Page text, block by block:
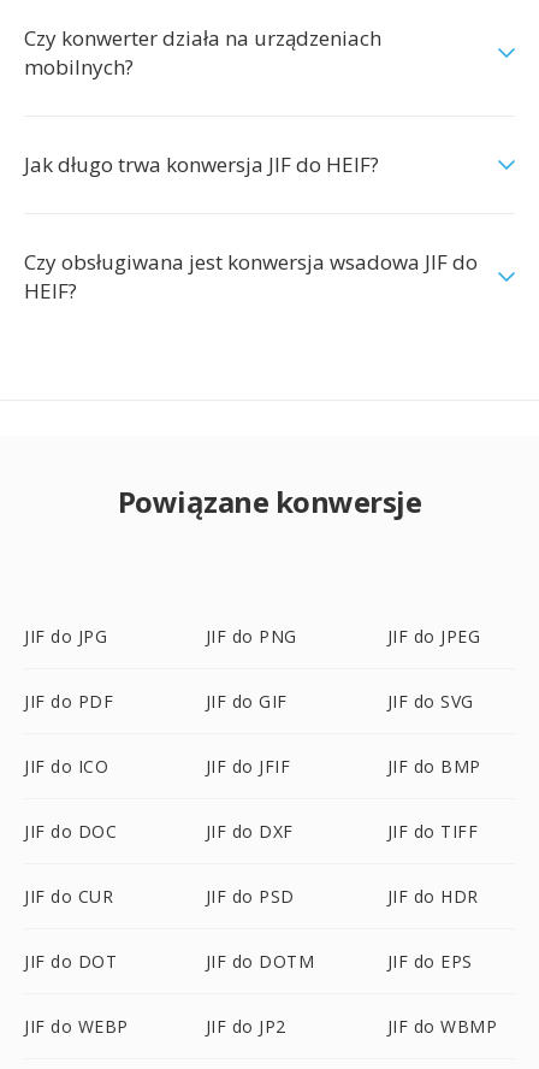
Czy konwerter działa na urządzeniach
mobilnych?
Jak długo trwa konwersja JIF do HEIF?
Czy obsługiwana jest konwersja wsadowa JIF do
HEIF?
Powiązane konwersje
JIF do JPG JIF do PNG JIF do JPEG
JIF do PDF JIF do GIF JIF do SVG
JIF do ICO JIF do JFIF JIF do BMP
JIF do DOC JIF do DXF JIF do TIFF
JIF do CUR JIF do PSD JIF do HDR
JIF do DOT JIF do DOTM JIF do EPS
JIF do WEBP JIF do JP2 JIF do WBMP